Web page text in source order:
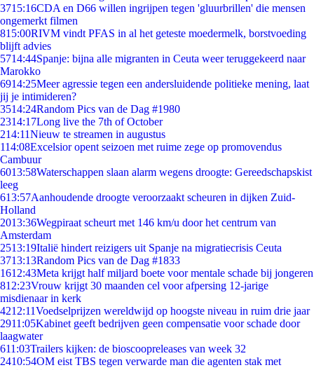
3715:16CDA en D66 willen ingrijpen tegen 'gluurbrillen' die mensen
ongemerkt filmen
815:00RIVM vindt PFAS in al het geteste moedermelk, borstvoeding
blijft advies
5714:44Spanje: bijna alle migranten in Ceuta weer teruggekeerd naar
Marokko
6914:25Meer agressie tegen een andersluidende politieke mening, laat
jij je intimideren?
3514:24Random Pics van de Dag #1980
2314:17Long live the 7th of October
214:11Nieuw te streamen in augustus
114:08Excelsior opent seizoen met ruime zege op promovendus
Cambuur
6013:58Waterschappen slaan alarm wegens droogte: Gereedschapskist
leeg
613:57Aanhoudende droogte veroorzaakt scheuren in dijken Zuid-
Holland
2013:36Wegpiraat scheurt met 146 km/u door het centrum van
Amsterdam
2513:19Italië hindert reizigers uit Spanje na migratiecrisis Ceuta
3713:13Random Pics van de Dag #1833
1612:43Meta krijgt half miljard boete voor mentale schade bij jongeren
812:23Vrouw krijgt 30 maanden cel voor afpersing 12-jarige
misdienaar in kerk
4212:11Voedselprijzen wereldwijd op hoogste niveau in ruim drie jaar
2911:05Kabinet geeft bedrijven geen compensatie voor schade door
laagwater
611:03Trailers kijken: de bioscoopreleases van week 32
2410:54OM eist TBS tegen verwarde man die agenten stak met